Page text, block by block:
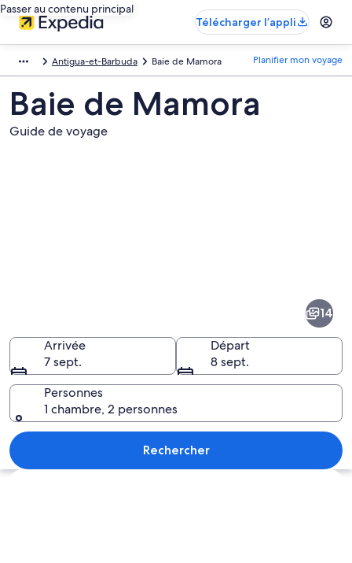
Passer au contenu principal
Télécharger l’appli
Antigua-et-Barbuda Baie de Mamora Planifier mon voyage
Baie de Mamora
Guide de voyage
suivante :
Baie
de
Mamora
Une plage tropicale avec une eau
14
Arrivée
7 sept.
Départ
8 sept.
Personnes
1 chambre, 2 personnes
Rechercher
Explorer la carte